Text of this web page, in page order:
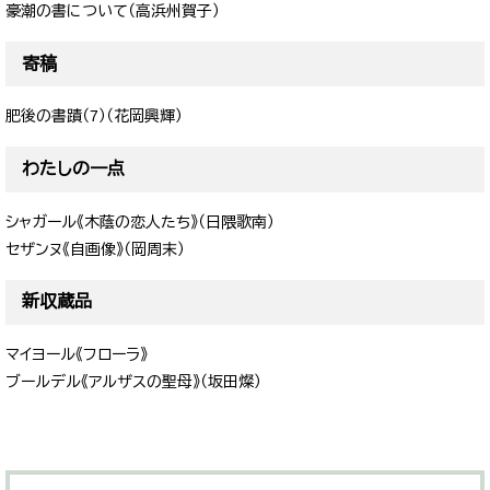
豪潮の書について（高浜州賀子）
寄稿
肥後の書蹟（7）（花岡興輝）
わたしの一点
シャガール《木蔭の恋人たち》（日隈歌南）
セザンヌ《自画像》（岡周末）
新収蔵品
マイヨール《フローラ》
ブールデル《アルザスの聖母》（坂田燦）